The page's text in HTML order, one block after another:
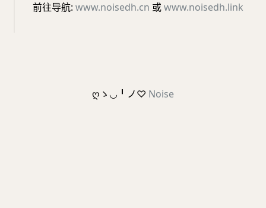
前往导航: www.noisedh.cn 或www.noisedh.link
ღゝ◡╹ノ♡ Noise